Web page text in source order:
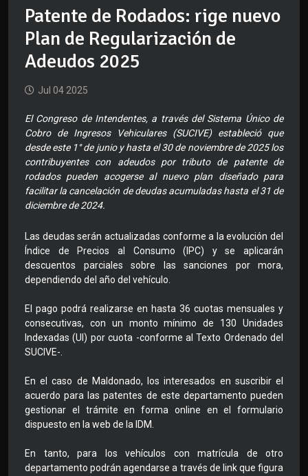
Patente de Rodados: rige nuevo
Plan de Regularización de
Adeudos 2025
Jul 04 2025
El Congreso de Intendentes, a través del Sistema Único de
Cobro de Ingresos Vehiculares (SUCIVE) estableció que
desde este 1° de junio y hasta el 30 de noviembre de 2025 los
contribuyentes con adeudos por tributo de patente de
rodados pueden acogerse al nuevo plan diseñado para
facilitar la cancelación de deudas acumuladas hasta el 31 de
diciembre de 2024.
Las deudas serán actualizadas conforme a la evolución del
Índice de Precios al Consumo (IPC) y se aplicarán
descuentos parciales sobre las sanciones por mora,
dependiendo del año del vehículo.
El pago podrá realizarse en hasta 36 cuotas mensuales y
consecutivas, con un monto mínimo de 130 Unidades
Indexadas (UI) por cuota -conforme al Texto Ordenado del
SUCIVE-.
En el caso de Maldonado, los interesados en suscribir el
acuerdo para las patentes de este departamento pueden
gestionar el trámite en forma online en el formulario
dispuesto en la web de la IDM.
En tanto, para los vehículos con matrícula de otro
departamento podrán agendarse a través de link que figura